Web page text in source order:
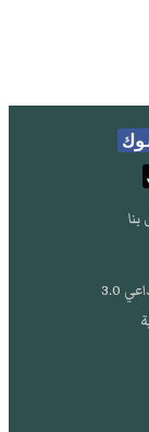
3.0